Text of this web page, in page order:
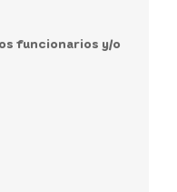
funcionarios y/o